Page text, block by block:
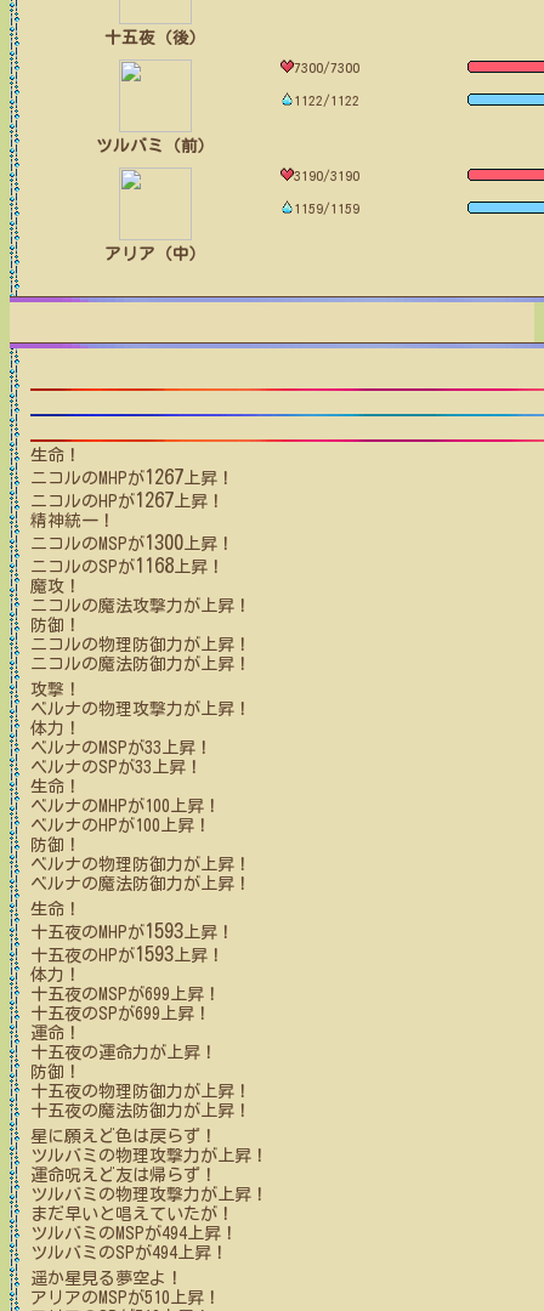
十五夜（後）
ツルバミ（前）
7300/7300
1122/1122
アリア（中）
3190/3190
1159/1159
生命！
ニコルのMHPが1267上昇！
ニコルのHPが1267上昇！
精神統一！
ニコルのMSPが1300上昇！
ニコルのSPが1168上昇！
魔攻！
ニコルの魔法攻撃力が上昇！
防御！
ニコルの物理防御力が上昇！
ニコルの魔法防御力が上昇！
攻撃！
ベルナの物理攻撃力が上昇！
体力！
ベルナのMSPが33 上昇！
ベルナのSPが33 上昇！
生命！
ベルナのMHPが100 上昇！
ベルナのHPが100 上昇！
防御！
ベルナの物理防御力が上昇！
ベルナの魔法防御力が上昇！
生命！
十五夜のMHPが1593上昇！
十五夜のHPが1593上昇！
体力！
十五夜のMSPが699 上昇！
十五夜のSPが699 上昇！
運命！
十五夜の運命力が上昇！
防御！
十五夜の物理防御力が上昇！
十五夜の魔法防御力が上昇！
星に願えど色は戻らず！
ツルバミ の物理攻撃力が上昇！
運命呪えど友は帰らず！
ツルバミ の物理攻撃力が上昇！
まだ早いと唱えていたが！
ツルバミ のMSPが494上昇！
ツルバミ のSPが494上昇！
遥か星見る夢空よ！
アリアのMSPが510 上昇！